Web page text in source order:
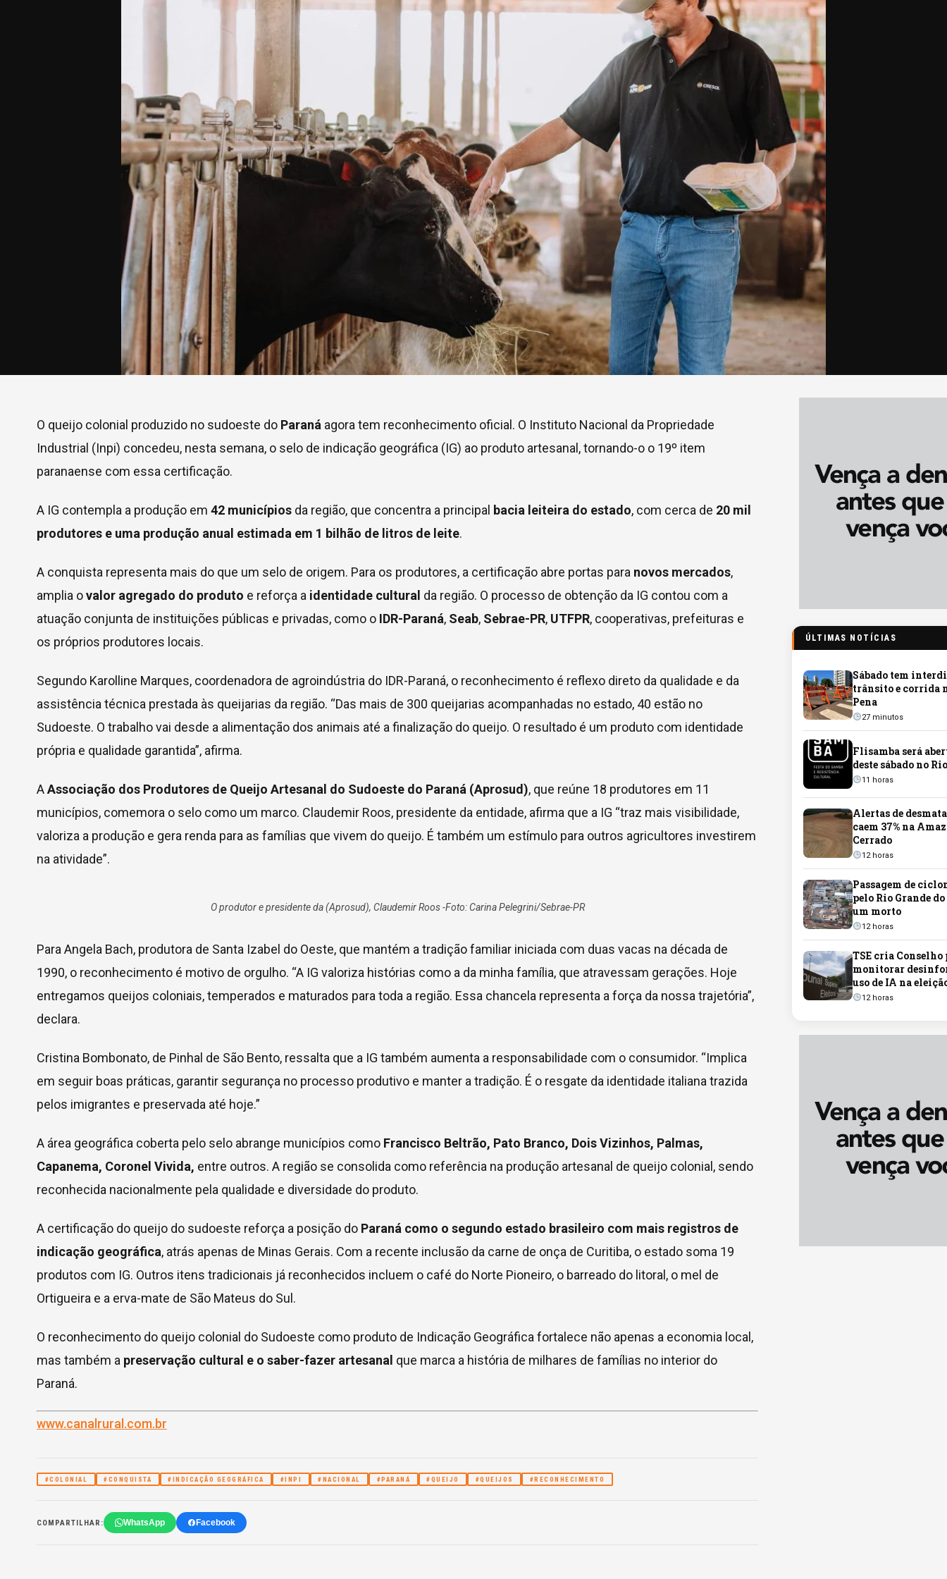
O queijo colonial produzido no sudoeste do Paraná agora tem reconhecimento oficial. O Instituto Nacional da Propriedade
Industrial (Inpi) concedeu, nesta semana, o selo de indicação geográfica (IG) ao produto artesanal, tornando-o o 19º item
paranaense com essa certificação.
A IG contempla a produção em 42 municípios da região, que concentra a principal bacia leiteira do estado, com cerca de 20 mil
produtores e uma produção anual estimada em 1 bilhão de litros de leite.
A conquista representa mais do que um selo de origem. Para os produtores, a certificação abre portas para novos mercados,
amplia ovalor agregado do produto e reforça a identidade cultural da região. O processo de obtenção da IG contou com a
atuação conjunta de instituições públicas e privadas, como o IDR-Paraná, Seab, Sebrae-PR, UTFPR, cooperativas, prefeituras e
os próprios produtores locais.
Segundo Karolline Marques, coordenadora de agroindústria do IDR-Paraná, o reconhecimento é reflexo direto da qualidade e da
assistência técnica prestada às queijarias da região. “Das mais de 300 queijarias acompanhadas no estado, 40 estão no
Sudoeste. O trabalho vai desde a alimentação dos animais até a finalização do queijo. O resultado é um produto com identidade
própria e qualidade garantida”, afirma.
AAssociação dos Produtores de Queijo Artesanal do Sudoeste do Paraná (Aprosud), que reúne 18 produtores em 11
municípios, comemora o selo como um marco. Claudemir Roos, presidente da entidade, afirma que a IG “traz mais visibilidade,
valoriza a produção e gera renda para as famílias que vivem do queijo. É também um estímulo para outros agricultores investirem
na atividade”.
O produtor e presidente da (Aprosud), Claudemir Roos -Foto: Carina Pelegrini/Sebrae-PR
Para Angela Bach, produtora de Santa Izabel do Oeste, que mantém a tradição familiar iniciada com duas vacas na década de
1990, o reconhecimento é motivo de orgulho. “A IG valoriza histórias como a da minha família, que atravessam gerações. Hoje
entregamos queijos coloniais, temperados e maturados para toda a região. Essa chancela representa a força da nossa trajetória”,
declara.
Cristina Bombonato, de Pinhal de São Bento, ressalta que a IG também aumenta a responsabilidade com o consumidor. “Implica
em seguir boas práticas, garantir segurança no processo produtivo e manter a tradição. É o resgate da identidade italiana trazida
pelos imigrantes e preservada até hoje.”
A área geográfica coberta pelo selo abrange municípios como Francisco Beltrão, Pato Branco, Dois Vizinhos, Palmas,
Capanema, Coronel Vivida, entre outros. A região se consolida como referência na produção artesanal de queijo colonial, sendo
reconhecida nacionalmente pela qualidade e diversidade do produto.
A certificação do queijo do sudoeste reforça a posição do Paraná como o segundo estado brasileiro com mais registros de
indicação geográfica, atrás apenas de Minas Gerais. Com a recente inclusão da carne de onça de Curitiba, o estado soma 19
produtos com IG. Outros itens tradicionais já reconhecidos incluem o café do Norte Pioneiro, o barreado do litoral, o mel de
Ortigueira e a erva-mate de São Mateus do Sul.
O reconhecimento do queijo colonial do Sudoeste como produto de Indicação Geográfica fortalece não apenas a economia local,
mas também a preservação cultural e o saber-fazer artesanal que marca a história de milhares de famílias no interior do
Paraná.
www.canalrural.com.br
#COLONIAL #CONQUISTA #INDICAÇÃO GEOGRÁFICA #INPI #NACIONAL #PARANÁ #QUEIJO #QUEIJOS #RECONHECIMENTO
COMPARTILHAR: WhatsApp Facebook
ÚLTIMAS NOTÍCIAS
Sábado tem
trânsito e corrida
Pena
27 minutos
Flisamba será
deste sábado no
11 horas
Alertas de
caem 37% na
Cerrado
12 horas
Passagem de
pelo Rio Grande
um morto
12 horas
TSE cria Conselho
monitorar
uso de IA na
12 horas